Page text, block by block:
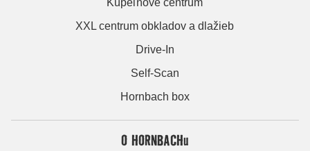
Kúpeľňové centrum
XXL centrum obkladov a dlažieb
Drive-In
Self-Scan
Hornbach box
O HORNBACHu